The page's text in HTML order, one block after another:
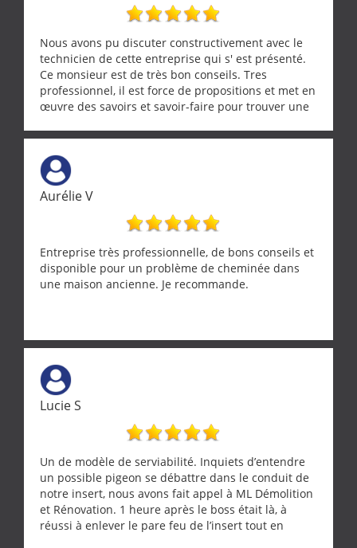
Nous avons pu discuter constructivement avec le
technicien de cette entreprise qui s' est présenté.
Ce monsieur est de très bon conseils. Tres
professionnel, il est force de propositions et met en
œuvre des savoirs et savoir-faire pour trouver une
demande de l écoute et de la considération, ce qui
ne se trouve que chez les pationnés de leur métier.
Merci a ce monsieur pour sa disponibilité
Aurélie V
Entreprise très professionnelle, de bons conseils et
disponible pour un problème de cheminée dans
une maison ancienne. Je recommande.
Lucie S
Un de modèle de serviabilité. Inquiets d’entendre
un possible pigeon se débattre dans le conduit de
notre insert, nous avons fait appel à ML Démolition
et Rénovation. 1 heure après le boss était là, à
réussi à enlever le pare feu de l’insert tout en